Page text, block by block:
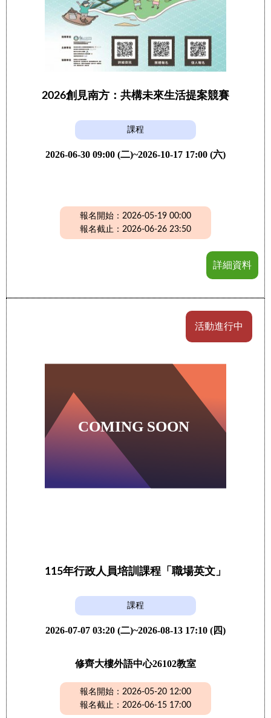
2026創見南方：共構未來生活提案競賽
課程
2026-06-30 09:00 (二)~2026-10-17 17:00 (六)
報名開始：2026-05-19 00:00
報名截止：2026-06-26 23:50
詳細資料
活動進行中
115年行政人員培訓課程「職場英文」
課程
2026-07-07 03:20 (二)~2026-08-13 17:10 (四)
修齊大樓外語中心26102教室
報名開始：2026-05-20 12:00
報名截止：2026-06-15 17:00